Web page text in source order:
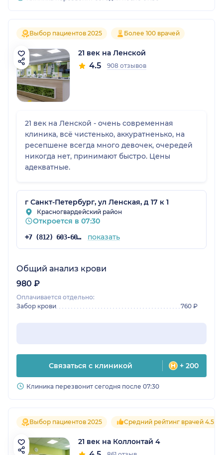
Выбор пациентов 2025 Более 100 врачей
21 век на Ленской
4.5 908 отзывов
21 век на Ленской - очень современная
клиника, всё чистенько, аккуратненько, на
ресепшене всегда много девочек, очередей
никогда нет, принимают быстро. Цены
адекватные.
г Санкт-Петербург, ул Ленская, д 17 к 1
Красногвардейский район
Откроется в 07:30
+7 (812) 603-60-42 показать
Общий анализ крови
980 ₽
Оплачивается отдельно:
Забор крови
760 ₽
Связаться с клиникой + 200
Клиника перезвонит сегодня после 07:30
Выбор пациентов 2025 Средний рейтинг врачей 4.5
21 век на Коллонтай 4